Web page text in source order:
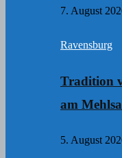
7. August
Ravensburg
Tradition
am
5. August